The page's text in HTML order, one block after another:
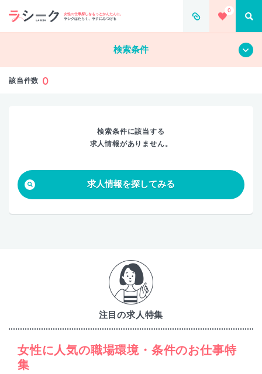
女性の仕事探しをもっとかんたんに。
ラシクはたらく、ラクにみつける
0
すべて
検索条件
該当件数 0
検索条件に該当する
求人情報がありません。
求人情報を探してみる
注目の求人特集
女性に人気の職場環境・条件のお仕事特
集